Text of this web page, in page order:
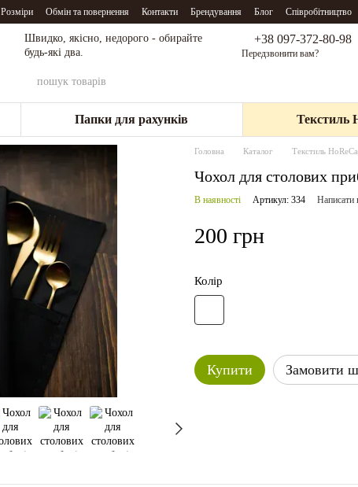
Розміри Обмін та повернення Контакти Брендування Блог Співробітництво
Швидко, якісно, недорого - обирайте
будь-які два.
+38 097-372-80-98
Передзвонити вам?
Папки для рахунків Текстиль
Головна Каталог Текстиль HoReCa
Чохол для столових
В наявності Артикул: 334 Написати
200 грн
Колір
Купити Замовити